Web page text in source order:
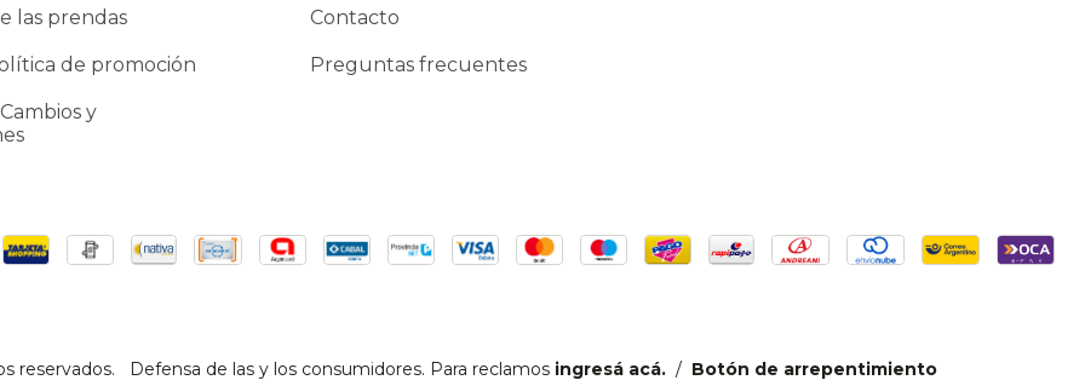
las prendas
de promoción
y
Contacto
Preguntas frecuentes
reservados. Defensa de las y los consumidores. Para reclamos ingresá acá. / Botón de arrepentimiento